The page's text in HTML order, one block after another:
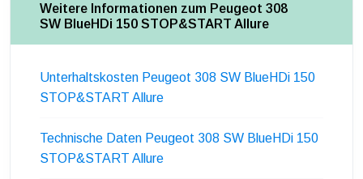
Weitere Informationen zum Peugeot 308
SW BlueHDi 150 STOP&START Allure
Unterhaltskosten Peugeot 308 SW BlueHDi 150
STOP&START Allure
Technische Daten Peugeot 308 SW BlueHDi 150
STOP&START Allure